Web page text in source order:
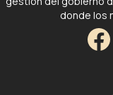
donde los